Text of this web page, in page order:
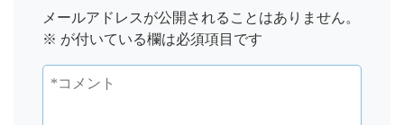
メールアドレスが公開されることはありません。
※ が付いている欄は必須項目です